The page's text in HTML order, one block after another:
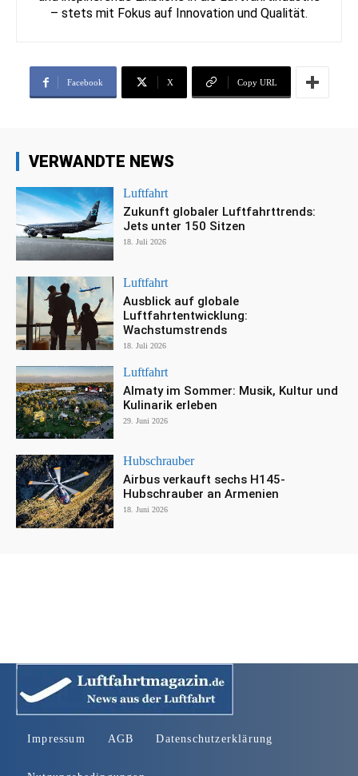
– stets mit Fokus auf Innovation und Qualität.
Facebook X Copy URL
VERWANDTE NEWS
Luftfahrt
Zukunft globaler Luftfahrttrends:
Jets unter 150 Sitzen
18. Juli 2026
Luftfahrt
Ausblick auf globale
Luftfahrtentwicklung:
Wachstumstrends
18. Juli 2026
Luftfahrt
Almaty im Sommer: Musik, Kultur und
Kulinarik erleben
29. Juni 2026
Hubschrauber
Airbus verkauft sechs H145-
Hubschrauber an Armenien
18. Juni 2026
Impressum AGB Datenschutzerklärung